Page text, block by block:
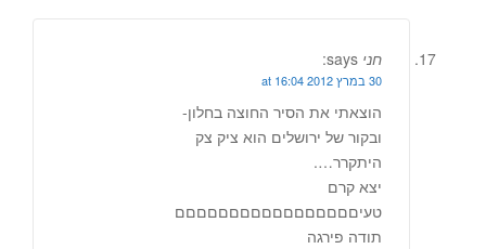
חני says:
30 במרץ 2012 at 16:04
הוצאתי את הסיר החוצה בחלון-
ובקור של ירושלים הוא ציק צק
היתקרר….
יצא קרם
טעיםםםםםםםםםםםםםםםםם
תודה פירגה